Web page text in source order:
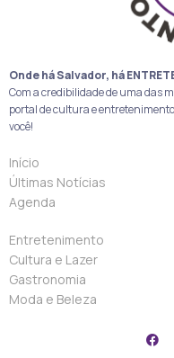
Onde há Salvador, há
Com a credibilidade de uma das
portal de cultura e
você!
Início
Últimas Notícias
Agenda
Entretenimento
Cultura e Lazer
Gastronomia
Moda e Beleza